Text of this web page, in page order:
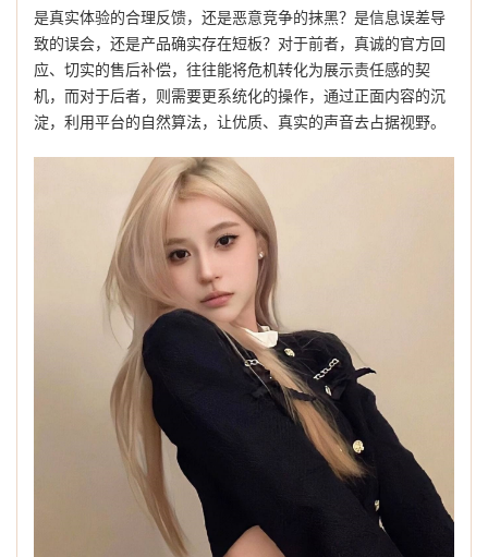
是真实体验的合理反馈，还是恶意竞争的抹黑？是信息误差导
致的误会，还是产品确实存在短板？对于前者，真诚的官方回
应、切实的售后补偿，往往能将危机转化为展示责任感的契
机，而对于后者，则需要更系统化的操作，通过正面内容的沉
淀，利用平台的自然算法，让优质、真实的声音去占据视野。